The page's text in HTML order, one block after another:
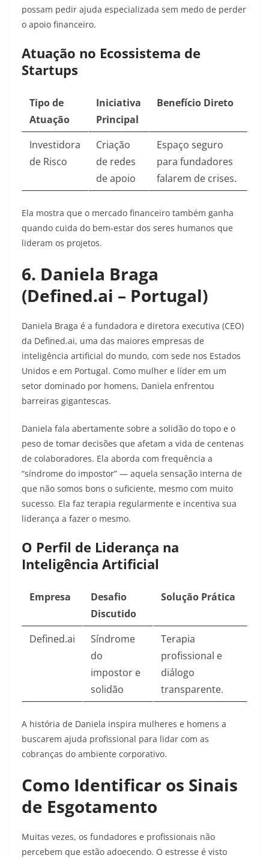
possam pedir ajuda especializada sem medo de perder
o apoio financeiro.
Atuação no Ecossistema de
Startups
Tipo de
Atuação
Iniciativa
Principal
Benefício Direto
Investidora
de Risco
Criação
de redes
de apoio
Espaço seguro
para fundadores
falarem de crises.
Ela mostra que o mercado financeiro também ganha
quando cuida do bem-estar dos seres humanos que
lideram os projetos.
6. Daniela Braga
(Defined.ai – Portugal)
Daniela Braga é a fundadora e diretora executiva (CEO)
da Defined.ai, uma das maiores empresas de
inteligência artificial do mundo, com sede nos Estados
Unidos e em Portugal. Como mulher e líder em um
setor dominado por homens, Daniela enfrentou
barreiras gigantescas.
Daniela fala abertamente sobre a solidão do topo e o
peso de tomar decisões que afetam a vida de centenas
de colaboradores. Ela aborda com frequência a
“síndrome do impostor” — aquela sensação interna de
que não somos bons o suficiente, mesmo com muito
sucesso. Ela faz terapia regularmente e incentiva sua
liderança a fazer o mesmo.
O Perfil de Liderança na
Inteligência Artificial
Empresa
Desafio
Discutido
Solução Prática
Defined.ai
Síndrome
do
impostor e
solidão
Terapia
profissional e
diálogo
transparente.
A história de Daniela inspira mulheres e homens a
buscarem ajuda profissional para lidar com as
cobranças do ambiente corporativo.
Como Identificar os Sinais
de Esgotamento
Muitas vezes, os fundadores e profissionais não
percebem que estão adoecendo. O estresse é visto